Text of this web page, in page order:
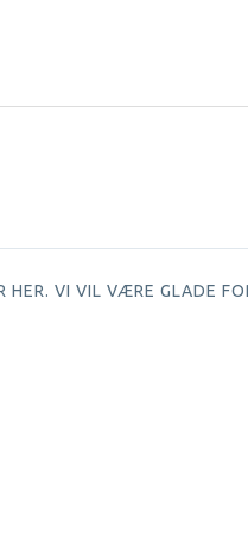
HER. VI VIL VÆRE GLADE